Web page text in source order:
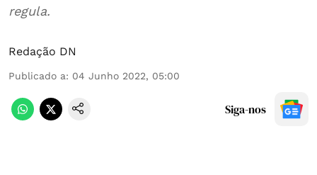
regula.
Redação DN
Publicado a: 04 Junho 2022, 05:00
Siga-nos